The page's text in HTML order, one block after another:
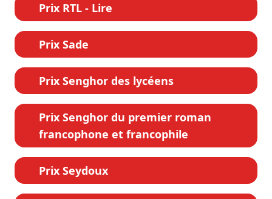
Prix RTL - Lire
Prix Sade
Prix Senghor des lycéens
Prix Senghor du premier roman
francophone et francophile
Prix Seydoux